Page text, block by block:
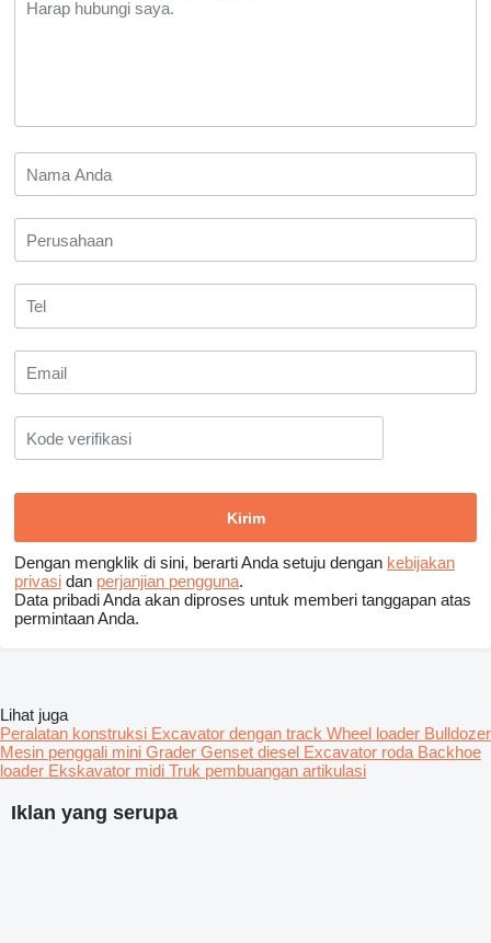
Dengan mengklik di sini, berarti Anda setuju dengan kebijakan
privasi dan perjanjian pengguna.
Data pribadi Anda akan diproses untuk memberi tanggapan atas
permintaan Anda.
Iklan yang serupa
Lihat juga
Peralatan konstruksi Excavator dengan track Wheel loader Bulldozer
Mesin penggali mini Grader Genset diesel Excavator roda Backhoe
loader Ekskavator midi Truk pembuangan artikulasi